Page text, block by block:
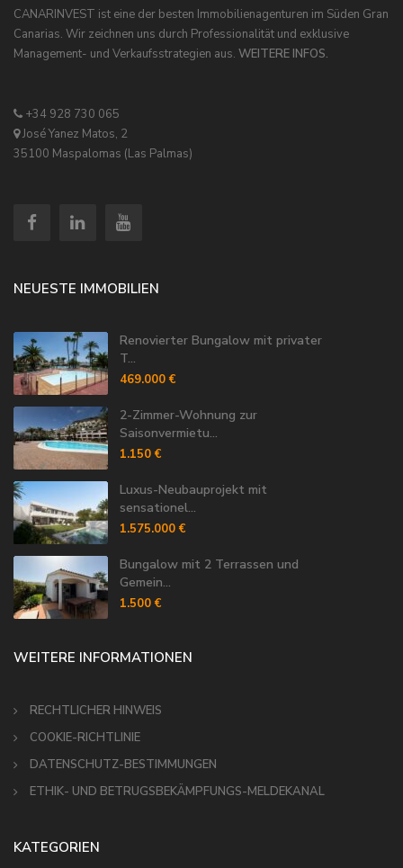
CANARINVEST ist eine der besten Immobilienagenturen im Süden Gran
Canarias. Wir zeichnen uns durch Professionalität und exklusive
Management- und Verkaufsstrategien aus. WEITERE INFOS.
+34 928 730 065
José Yanez Matos, 2
35100 Maspalomas (Las Palmas)
NEUESTE IMMOBILIEN
Renovierter Bungalow mit privater
T...
469.000 €
2-Zimmer-Wohnung zur
Saisonvermietu...
1.150 €
Luxus-Neubauprojekt mit
sensationel...
1.575.000 €
Bungalow mit 2 Terrassen und
Gemein...
1.500 €
WEITERE INFORMATIONEN
RECHTLICHER HINWEIS
COOKIE-RICHTLINIE
DATENSCHUTZ-BESTIMMUNGEN
ETHIK- UND BETRUGSBEKÄMPFUNGS-MELDEKANAL
KATEGORIEN